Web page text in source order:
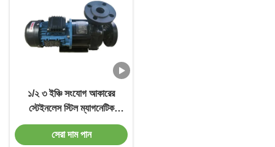
১/২ ৩ ইঞ্চি সংযোগ আকারের
স্টেইনলেস স্টিল ম্যাগনেটিক
ড্রাইভ পাম্প, নীল রঙে, উচ্চ
তাপমাত্রার জন্য
সেরা দাম পান